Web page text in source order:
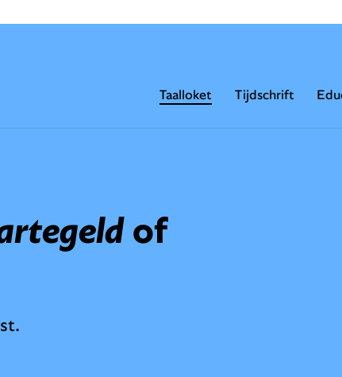
Taalloket Tijdschrift
of